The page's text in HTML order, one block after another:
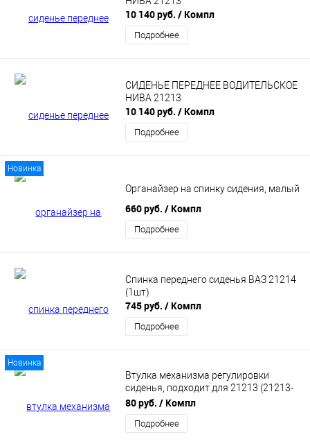
10 140 руб. / Компл
Подробнее
СИДЕНЬЕ ПЕРЕДНЕЕ ВОДИТЕЛЬСКОЕ
НИВА 21213
10 140 руб. / Компл
Подробнее
Новинка
Органайзер на спинку сидения, малый
660 руб. / Компл
Подробнее
Спинка переднего сиденья ВАЗ 21214
(1шт)
745 руб. / Компл
Подробнее
Новинка
Втулка механизма регулировки
сиденья, подходит для 21213 (21213-
6814323-10)
80 руб. / Компл
Подробнее